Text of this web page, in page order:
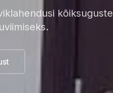
kõiksuguste